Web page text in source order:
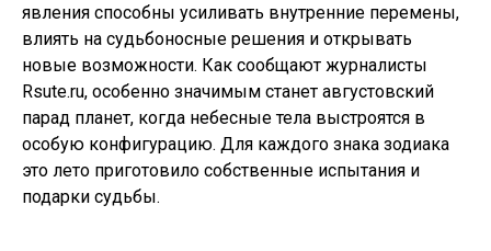
явления способны усиливать внутренние перемены,
влиять на судьбоносные решения и открывать
новые возможности. Как сообщают журналисты
Rsute.ru, особенно значимым станет августовский
парад планет, когда небесные тела выстроятся в
особую конфигурацию. Для каждого знака зодиака
это лето приготовило собственные испытания и
подарки судьбы.